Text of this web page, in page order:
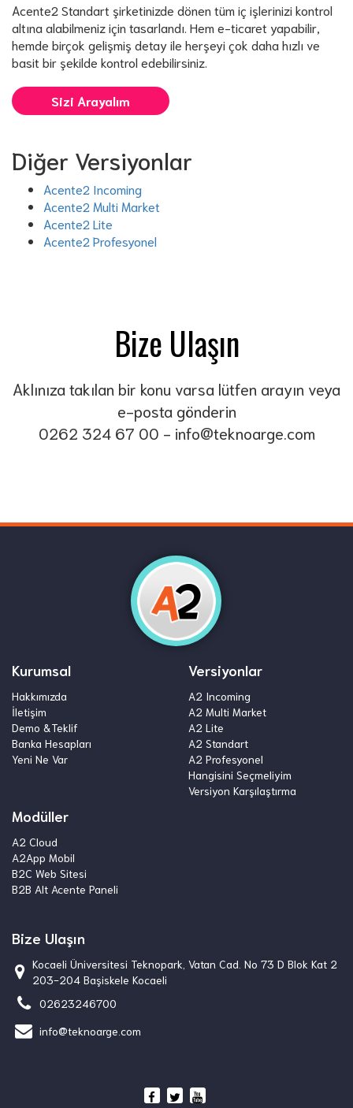
Acente2 Standart şirketinizde dönen tüm iç işlerinizi kontrol
altına alabilmeniz için tasarlandı. Hem e-ticaret yapabilir,
hemde birçok gelişmiş detay ile herşeyi çok daha hızlı ve
basit bir şekilde kontrol edebilirsiniz.
Sizi Arayalım
Diğer Versiyonlar
Acente2 Incoming
Acente2 Multi Market
Acente2 Lite
Acente2 Profesyonel
Bize Ulaşın
Aklınıza takılan bir konu varsa lütfen arayın veya
e-posta gönderin
0262 324 67 00 - info@teknoarge.com
Kurumsal
Hakkımızda
İletişim
Demo &Teklif
Banka Hesapları
Yeni Ne Var
Versiyonlar
A2 Incoming
A2 Multi Market
A2 Lite
A2 Standart
A2 Profesyonel
Hangisini Seçmeliyim
Versiyon Karşılaştırma
Modüller
A2 Cloud
A2App Mobil
B2C Web Sitesi
B2B Alt Acente Paneli
Bize Ulaşın
Kocaeli Üniversitesi Teknopark, Vatan Cad. No 73 D Blok Kat 2
203-204 Başiskele Kocaeli
02623246700
info@teknoarge.com